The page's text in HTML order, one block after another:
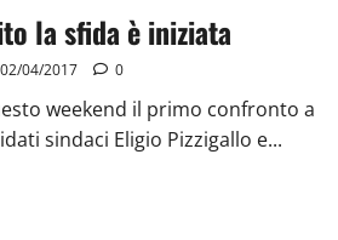
la sfida è iniziata
02/04/2017 0
weekend il primo confronto a
sindaci Eligio Pizzigallo e...